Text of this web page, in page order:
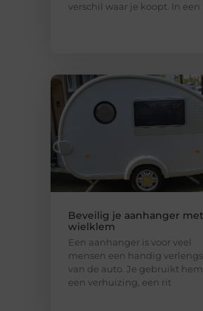
verschil waar je koopt. In een
Beveilig je aanhanger
wielklem
Een aanhanger is voor veel
mensen een handig
van de auto. Je gebruikt
een verhuizing, een rit